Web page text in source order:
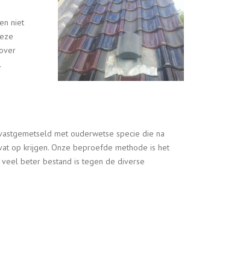
niet
met ouderwetse specie die na
op krijgen. Onze beproefde methode is het
beter bestand is tegen de diverse